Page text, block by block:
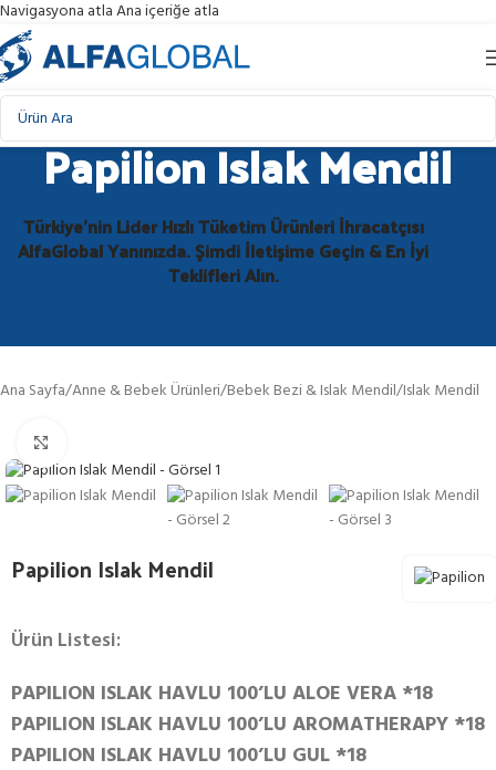
Navigasyona atlaAna içeriğe atla
Papilion Islak Mendil
Türkiye'nin Lider Hızlı Tüketim Ürünleri İhracatçısı
AlfaGlobal Yanınızda. Şimdi İletişime Geçin & En İyi
Teklifleri Alın.
Ana Sayfa/Anne & Bebek Ürünleri/Bebek Bezi & Islak Mendil/Islak Mendil
Papilion Islak Mendil
Ürün Listesi:
PAPILION ISLAK HAVLU 100’LU ALOE VERA *18
PAPILION ISLAK HAVLU 100’LU AROMATHERAPY *18
PAPILION ISLAK HAVLU 100’LU GUL *18